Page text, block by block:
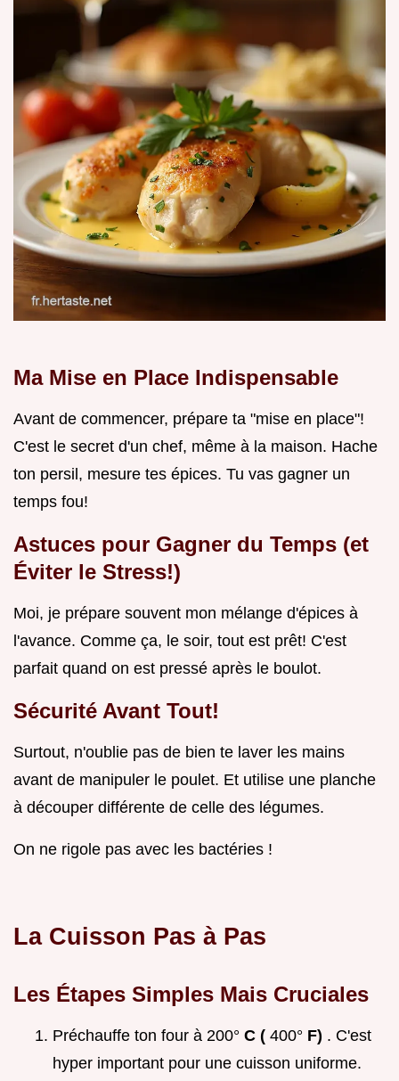
Ma Mise en Place Indispensable
Avant de commencer, prépare ta "mise en place"!
C'est le secret d'un chef, même à la maison. Hache
ton persil, mesure tes épices. Tu vas gagner un
temps fou!
Astuces pour Gagner du Temps (et
Éviter le Stress!)
Moi, je prépare souvent mon mélange d'épices à
l'avance. Comme ça, le soir, tout est prêt! C'est
parfait quand on est pressé après le boulot.
Sécurité Avant Tout!
Surtout, n'oublie pas de bien te laver les mains
avant de manipuler le poulet. Et utilise une planche
à découper différente de celle des légumes.
On ne rigole pas avec les bactéries !
La Cuisson Pas à Pas
Les Étapes Simples Mais Cruciales
Préchauffe ton four à 200° C ( 400° F) . C'est
hyper important pour une cuisson uniforme.